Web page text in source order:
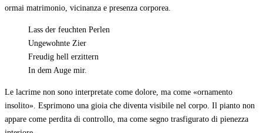
ormai matrimonio, vicinanza e presenza corporea.
Lass der feuchten Perlen
Ungewohnte Zier
Freudig hell erzittern
In dem Auge mir.
Le lacrime non sono interpretate come dolore, ma come «ornamento
insolito». Esprimono una gioia che diventa visibile nel corpo. Il pianto non
appare come perdita di controllo, ma come segno trasfigurato di pienezza